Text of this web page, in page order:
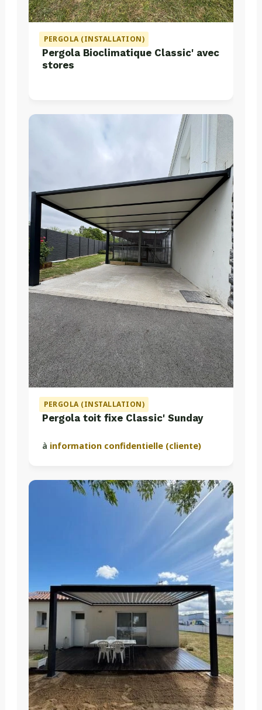
PERGOLA (INSTALLATION)
Pergola Bioclimatique Classic' avec
stores
PERGOLA (INSTALLATION)
Pergola toit fixe Classic' Sunday
à information confidentielle (cliente)